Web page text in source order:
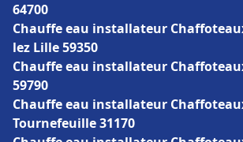
64700
Chauffe eau installateur
lez Lille 59350
Chauffe eau installateur
59790
Chauffe eau installateur
Tournefeuille 31170